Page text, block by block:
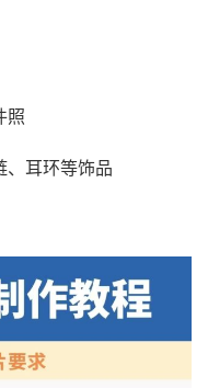
照
、耳环等饰品